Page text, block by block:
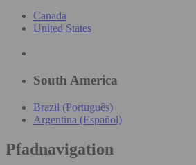
Canada
United States
South America
Brazil (Português)
Argentina (Español)
Pfadnavigation